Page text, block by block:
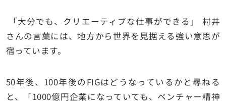
「大分でも、クリエーティブな仕事ができる」 村井
さんの言葉には、地方から世界を見据える強い意思が
宿っています。
50年後、100年後のFIGはどうなっているかと尋ねる
と、「1000億円企業になっていても、ベンチャー精神